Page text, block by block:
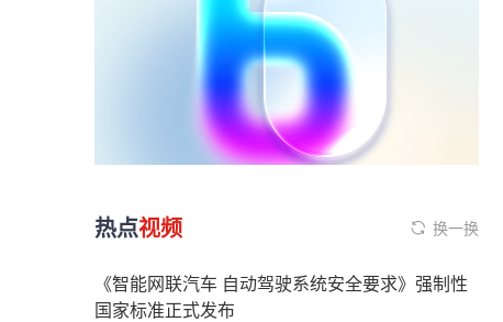
热点视频 换一换
《智能网联汽车 自动驾驶系统安全要求》强制性
国家标准正式发布